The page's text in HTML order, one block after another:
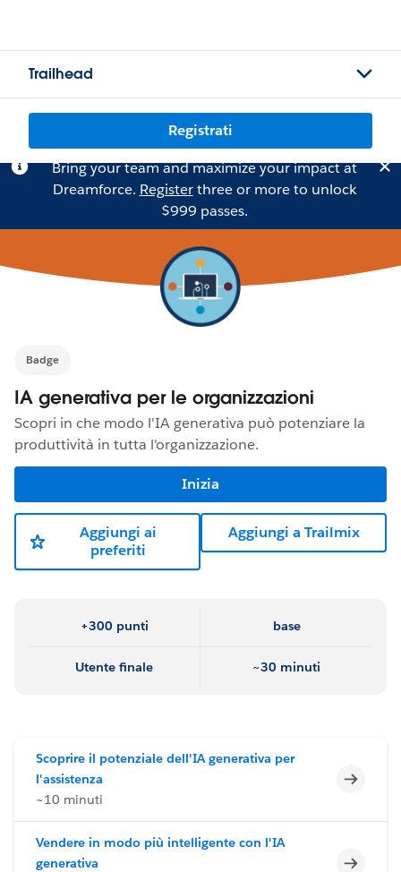
Trailhead
Registrati
Bring your team and maximize your impact at
Dreamforce. Registerthree or more to unlock
$999 passes.
Badge
IA generativa per le organizzazioni
Scopri in che modo l'IA generativa può potenziare la
produttività in tutta l'organizzazione.
Inizia
Aggiungi ai
preferiti
Aggiungi a Trailmix
+300 punti base
Utente finale ~30 minuti
Scoprire il potenziale dell'IA generativa per
l'assistenza
~10 minuti
Vendere in modo più intelligente con l'IA
generativa